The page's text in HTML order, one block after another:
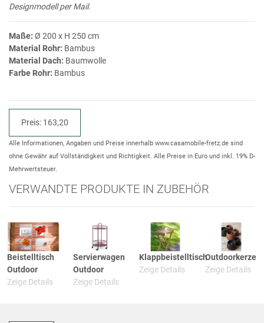
Designmodell per Mail.
Maße: Ø 200 x H 250 cm
Material Rohr: Bambus
Material Dach: Baumwolle
Farbe Rohr: Bambus
Preis: 163,20
Alle Informationen, Angaben und Preise innerhalb www.casamobile-fretz.de sind
ohne Gewähr auf Vollständigkeit und Richtigkeit. Alle Preise in Euro und inkl. 19% D-
Mehrwertsteuer.
VERWANDTE PRODUKTE IN ZUBEHÖR
Beistelltisch
Outdoor
Zeige Details
Servierwagen
Outdoor
Zeige Details
Klappbeistelltisch
Zeige Details
Outdoorkerze
Zeige Details